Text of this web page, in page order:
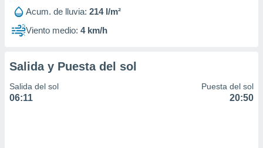
Acum. de lluvia: 214 l/m²
Viento medio: 4 km/h
Salida y Puesta del sol
Salida del sol
06:11
Puesta del sol
20:50